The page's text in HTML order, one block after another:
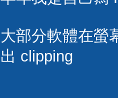
大部分軟體在螢
出 clipping